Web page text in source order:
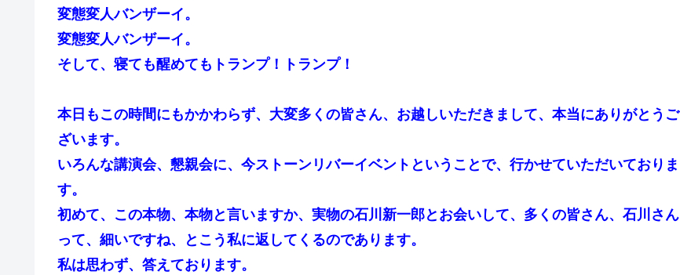
変態変人バンザーイ。
変態変人バンザーイ。
そして、寝ても醒めてもトランプ！トランプ！
本日もこの時間にもかかわらず、大変多くの皆さん、お越しいただきまして、本当にありがとうご
ざいます。
いろんな講演会、懇親会に、今ストーンリバーイベントということで、行かせていただいておりま
す。
初めて、この本物、本物と言いますか、実物の石川新一郎とお会いして、多くの皆さん、石川さん
って、細いですね、とこう私に返してくるのであります。
私は思わず、答えております。